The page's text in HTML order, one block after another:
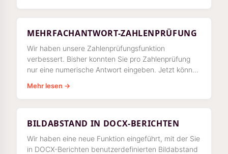
MEHRFACHANTWORT-ZAHLENPRÜFUNG
Wir haben unsere Zahlenprüfungsfunktion
verbessert. Bisher konnten Sie pro Zahlenprüfung
nur eine numerische Antwort eingeben. Jetzt können
wie
Mehr lesen →
BILDABSTAND IN DOCX-BERICHTEN
Wir haben eine neue Funktion eingeführt, mit der Sie
in DOCX-Berichten benutzerdefinierten Bildabstand